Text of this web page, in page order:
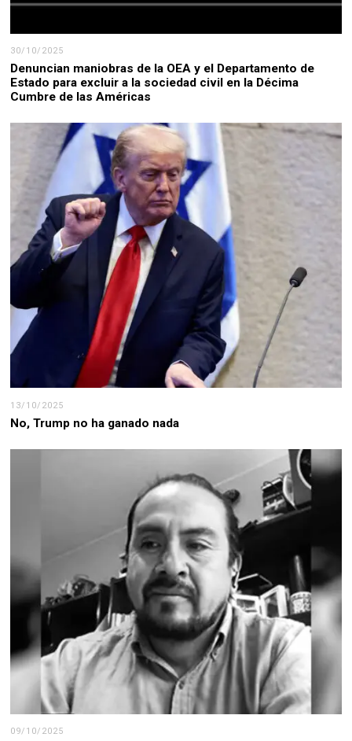
30/10/2025
Denuncian maniobras de la OEA y el Departamento de
Estado para excluir a la sociedad civil en la Décima
Cumbre de las Américas
13/10/2025
No, Trump no ha ganado nada
09/10/2025